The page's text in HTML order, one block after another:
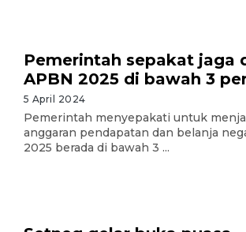
Pemerintah sepakat jaga
APBN 2025 di bawah 3
5 April 2024
Pemerintah menyepakati untuk
anggaran pendapatan dan belanja
2025 berada di bawah 3 ...